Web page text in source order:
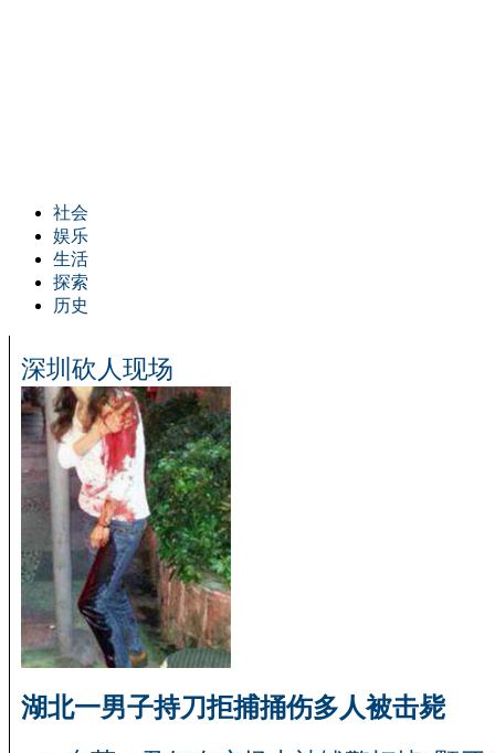
社会
娱乐
生活
探索
历史
深圳砍人现场
湖北一男子持刀拒捕捅伤多人被击毙